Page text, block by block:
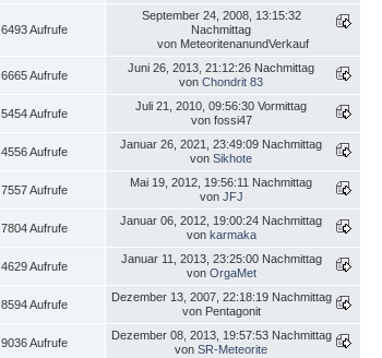
6493 Aufrufe
September 24, 2008, 13:15:32
Nachmittag
von MeteoritenanundVerkauf
6665 Aufrufe
Juni 26, 2013, 21:12:26 Nachmittag
von Chondrit 83
5454 Aufrufe
Juli 21, 2010, 09:56:30 Vormittag
von fossi47
4556 Aufrufe
Januar 26, 2021, 23:49:09 Nachmittag
von Sikhote
7557 Aufrufe
Mai 19, 2012, 19:56:11 Nachmittag
von JFJ
7804 Aufrufe
Januar 06, 2012, 19:00:24 Nachmittag
von karmaka
4629 Aufrufe
Januar 11, 2013, 23:25:00 Nachmittag
von OrgaMet
8594 Aufrufe
Dezember 13, 2007, 22:18:19 Nachmittag
von Pentagonit
9036 Aufrufe
Dezember 08, 2013, 19:57:53 Nachmittag
von SR-Meteorite